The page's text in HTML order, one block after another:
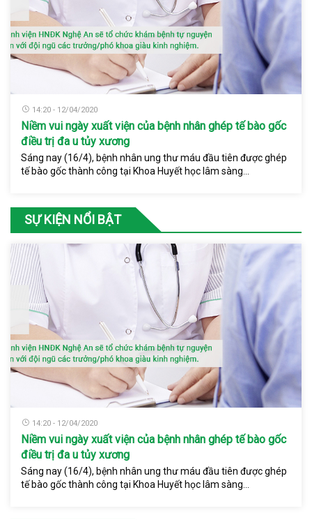
14:20 - 12/04/2020
Niềm vui ngày xuất viện của bệnh nhân ghép tế bào gốc
điều trị đa u tủy xương
Sáng nay (16/4), bệnh nhân ung thư máu đầu tiên được ghép
tế bào gốc thành công tại Khoa Huyết học lâm sàng...
SỰ KIỆN NỔI BẬT
14:20 - 12/04/2020
Niềm vui ngày xuất viện của bệnh nhân ghép tế bào gốc
điều trị đa u tủy xương
Sáng nay (16/4), bệnh nhân ung thư máu đầu tiên được ghép
tế bào gốc thành công tại Khoa Huyết học lâm sàng...